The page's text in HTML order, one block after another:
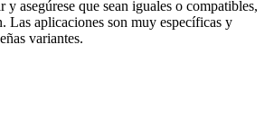
y asegúrese que sean iguales o compatibles,
Las aplicaciones son muy específicas y
variantes.